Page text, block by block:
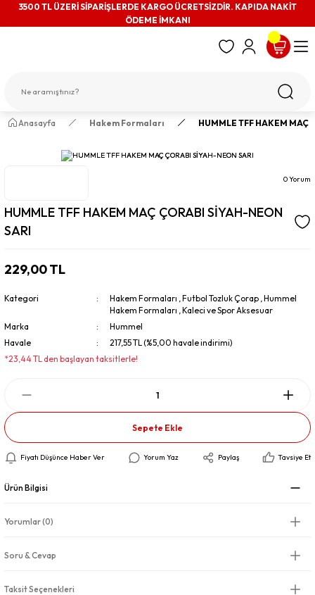
3500 TL ÜZERİ SİPARİŞLERDE KARGO ÜCRETSİZDİR. KAPIDA NAKİT
ÖDEME İMKANI
Anasayfa Hakem Formaları HUMMLE TFF HAKEM MAÇ
0 Yorum
HUMMLE TFF HAKEM MAÇ ÇORABI SİYAH-NEON
SARI
229,00 TL
Kategori Hakem Formaları ,Futbol Tozluk Çorap ,Hummel
Hakem Formaları ,Kaleci ve Spor Aksesuar
Marka
Hummel
Havale
217,55 TL (%5,00 havale indirimi)
*23,44 TL den başlayan taksitlerle!
Sepete Ekle
Fiyatı Düşünce Haber Ver Yorum Yaz Paylaş Tavsiye Et
Ürün Bilgisi
Yorumlar (0)
Soru & Cevap
Taksit Seçenekleri